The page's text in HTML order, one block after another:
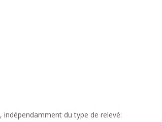
, indépendamment du type de relevé: